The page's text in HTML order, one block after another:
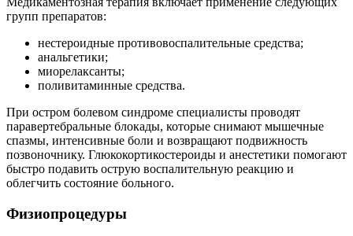
групп препаратов:
нестероидные противовоспалительные средства;
анальгетики;
миорелаксанты;
поливитаминные средства.
При остром болевом синдроме специалисты проводят
паравертебральные блокады, которые снимают мышечные
спазмы, интенсивные боли и возвращают подвижность
позвоночнику. Глюкокортикостероиды и анестетики помогают
быстро подавить острую воспалительную реакцию и
облегчить состояние больного.
Физиопроцедуры